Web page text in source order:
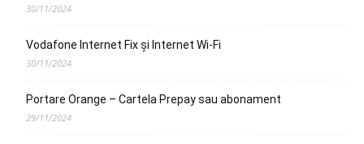
30/11/2024
Vodafone Internet Fix și Internet Wi-Fi
30/11/2024
Portare Orange – Cartela Prepay sau abonament
29/11/2024